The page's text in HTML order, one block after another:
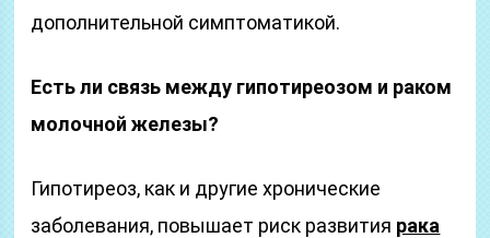
дополнительной симптоматикой.
Есть ли связь между гипотиреозом и раком
молочной железы?
Гипотиреоз, как и другие хронические
заболевания, повышает риск развития рака